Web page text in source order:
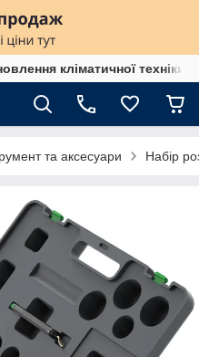
кліматичної техніки
та аксесуари Набір